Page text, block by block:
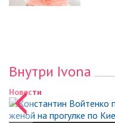
Внутри Ivona
Новости